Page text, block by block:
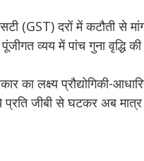
(GST) दरों में कटौती से
व्यय में पांच गुना वृद्धि
का लक्ष्य प्रौद्योगिकी-
जीबी से घटकर अब